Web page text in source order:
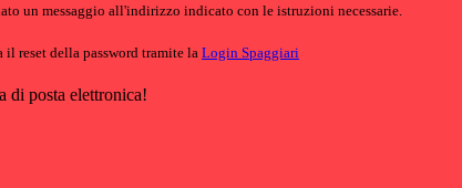
un messaggio all'indirizzo indicato con le istruzioni necessarie.
il reset della password tramite la Login Spaggiari
di posta elettronica!